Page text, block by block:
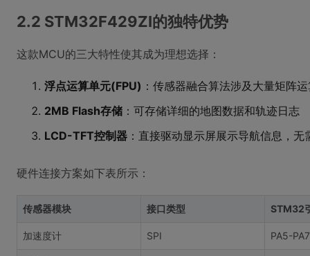
2.2 STM32F429ZI的独特优势
这款MCU的三大特性使其成为理想选择：
浮点运算单元(FPU) ：传感器融合算法涉及大量矩阵
2MB Flash存储 ：可存储详细的地图数据和轨迹日志
LCD-TFT控制器 ：直接驱动显示屏展示导航信息，无
硬件连接方案如下表所示：
传感器模块 接口类型 STM32
加速度计 SPI PA5-PA7